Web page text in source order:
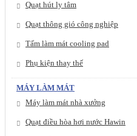
Quạt hút ly tâm
Quạt thông gió công nghiệp
Tấm làm mát cooling pad
Phụ kiện thay thế
MÁY LÀM MÁT
Máy làm mát nhà xưởng
Quạt điều hòa hơi nước Hawin